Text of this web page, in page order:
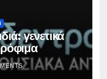
γενετικά